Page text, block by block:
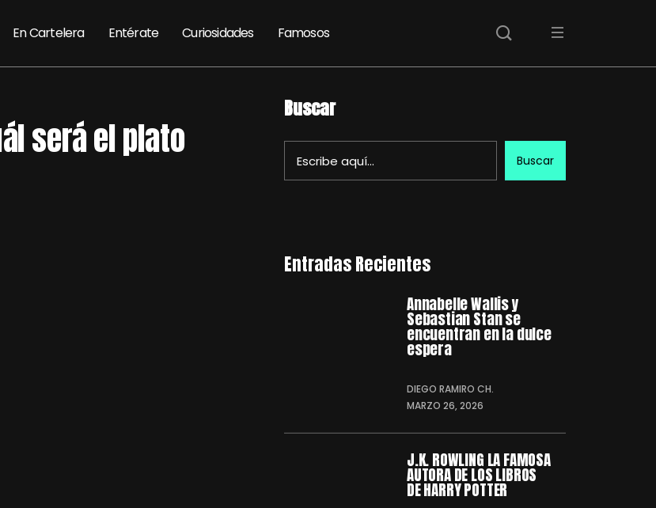
En Cartelera Entérate Curiosidades Famosos
será el plato
Buscar
Buscar
Entradas Recientes
Annabelle Wallis y
Sebastian Stan se
encuentran en la dulce
espera
DIEGO RAMIRO CH.
MARZO 26, 2026
J.K. ROWLING LA FAMOSA
AUTORA DE LOS LIBROS
DE HARRY POTTER